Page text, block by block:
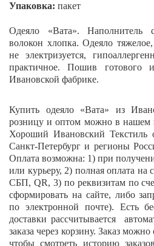
Упаковка: пакет
Одеяло «Вата». Наполнитель
волокон хлопка. Одеяло
не электризуется,
практичное.Пошив готового
Ивановской фабрике.
Купить одеяло «Вата» из
розницу и оптом можно в нашем
Хороший Ивановский Текстиль
Санкт-Петербург и регионы
Оплата возможна: 1) при
или курьеру, 2) полная оплата на
СБП, QR, 3) по реквизитам по
сформировать на сайте, либо
по электронной почте). Есть
доставки рассчитывается
заказа через корзину. Заказ
чтобы смотреть историю